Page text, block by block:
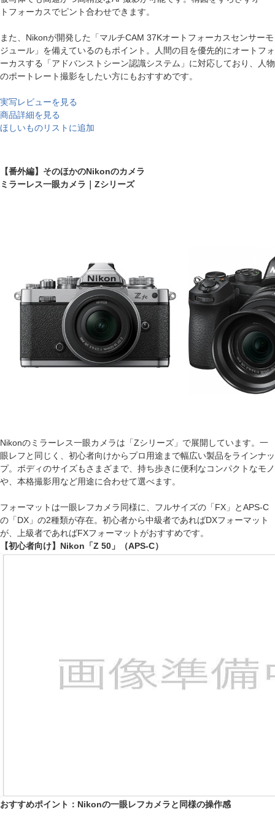
トフォーカスでピント合わせできます。
また、Nikonが開発した「マルチCAM 37Kオートフォーカスセンサーモ
ジュール」を備えているのもポイント。人間の目を優先的にオートフォ
ーカスする「アドバンストシーン認識システム」に対応しており、人物
のポートレート撮影をしたい方にもおすすめです。
実写レビューを見る
商品詳細を見る
ほしいものリストに追加
【番外編】そのほかのNikonのカメラ
ミラーレス一眼カメラ｜Zシリーズ
Nikonのミラーレス一眼カメラは「Zシリーズ」で展開しています。一
眼レフと同じく、初心者向けからプロ用途まで幅広い製品をラインナッ
プ。ボディのサイズもさまざまで、持ち歩きに便利なコンパクトなモノ
や、本格撮影用など用途に合わせて選べます。
フォーマットは一眼レフカメラ同様に、フルサイズの「FX」とAPS-C
の「DX」の2種類が存在。初心者から中級者であればDXフォーマット
が、上級者であればFXフォーマットがおすすめです。
【初心者向け】Nikon「Z 50」（APS-C）
おすすめポイント：Nikonの一眼レフカメラと同様の操作感